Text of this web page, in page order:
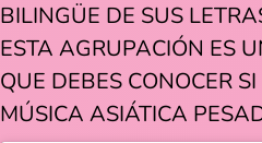
BILINGÜE DE SUS
ESTA AGRUPACIÓN ES
QUE DEBES CONOCER
MÚSICA ASIÁTICA